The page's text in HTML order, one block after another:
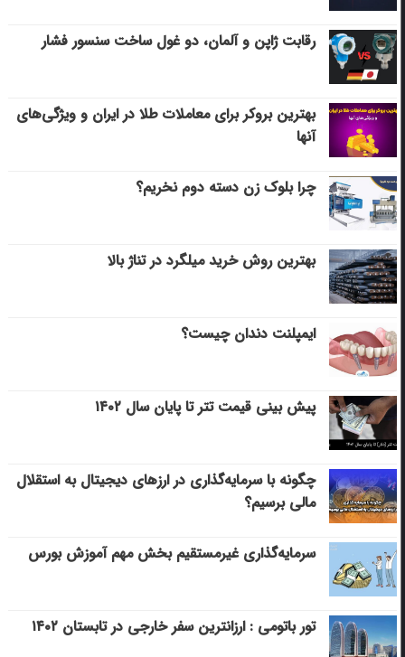
رقابت ژاپن و آلمان، دو غول ساخت سنسور فشار
بهترین بروکر برای معاملات طلا در ایران و ویژگی‌های
آنها
چرا بلوک زن دسته دوم نخریم؟
بهترین روش خرید میلگرد در تناژ بالا
ایمپلنت دندان چیست؟
پیش بینی قیمت تتر تا پایان سال ۱۴۰۲
چگونه با سرمایه‌گذاری در ارزهای دیجیتال به استقلال
مالی برسیم؟
سرمایه‌گذاری غیرمستقیم بخش مهم آموزش بورس
تور باتومی : ارزانترین سفر خارجی در تابستان ۱۴۰۲